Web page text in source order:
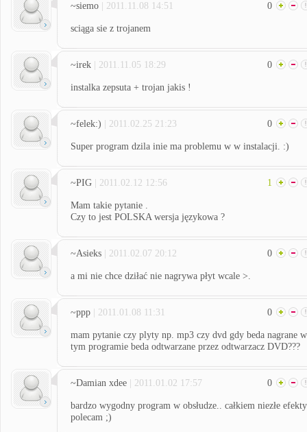
~siemo | 2011.11.08 14:51 0
sciąga sie z trojanem
~irek | 2011.11.05 18:29 0
instalka zepsuta + trojan jakis !
~felek:) | 2011.02.25 21:23 0
Super program dzila inie ma problemu w w instalacji. :)
~PIG | 2011.02.12 12:56 1
Mam takie pytanie .
Czy to jest POLSKA wersja językowa ?
~Asieks | 2011.02.07 20:12 0
a mi nie chce dziłać nie nagrywa płyt wcale >.
~ppp | 2011.01.08 11:31 0
mam pytanie czy plyty np. mp3 czy dvd gdy beda nagrane w
tym programie beda odtwarzane przez odtwarzacz DVD???
~Damian xdee | 2011.01.02 17:57 0
bardzo wygodny program w obsłudze.. całkiem niezłe efekty
polecam ;)